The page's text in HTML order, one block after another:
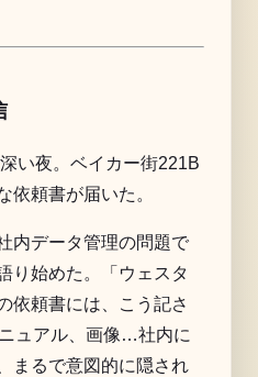
い夜。ベイカー街221B
依頼書が届いた。
内データ管理の問題で
り始めた。「ウェスタ
依頼書には、こう記さ
ュアル、画像…社内に
まるで意図的に隠され